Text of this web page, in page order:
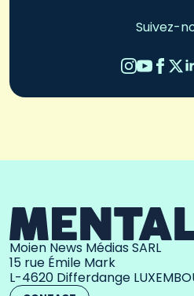
Suivez-
Moien News Médias SARL
15 rue Émile Mark
L-4620 Differdange